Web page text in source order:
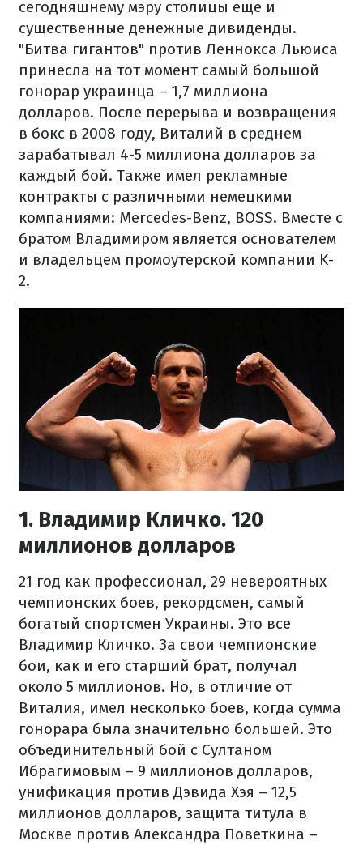
сегодняшнему мэру столицы еще и
существенные денежные дивиденды.
"Битва гигантов" против Леннокса Льюиса
принесла на тот момент самый большой
гонорар украинца – 1,7 миллиона
долларов. После перерыва и возвращения
в бокс в 2008 году, Виталий в среднем
зарабатывал 4-5 миллиона долларов за
каждый бой. Также имел рекламные
контракты с различными немецкими
компаниями: Mercedes-Benz, BOSS. Вместе с
братом Владимиром является основателем
и владельцем промоутерской компании K-
2.
1. Владимир Кличко. 120
миллионов долларов
21 год как профессионал, 29 невероятных
чемпионских боев, рекордсмен, самый
богатый спортсмен Украины. Это все
Владимир Кличко. За свои чемпионские
бои, как и его старший брат, получал
около 5 миллионов. Но, в отличие от
Виталия, имел несколько боев, когда сумма
гонорара была значительно большей. Это
объединительный бой с Султаном
Ибрагимовым – 9 миллионов долларов,
унификация против Дэвида Хэя – 12,5
миллионов долларов, защита титула в
Москве против Александра Поветкина –